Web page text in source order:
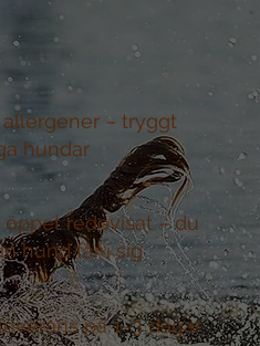
– tryggt
hundar
öppet redovisat –du
hund får i sig
på 1–3 dagar